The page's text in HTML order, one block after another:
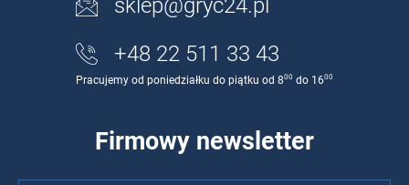
sklep@gryc24.pl
+48 22 511 33 43
Pracujemy od poniedziałku do piątku od 800 do 1600
Firmowy newsletter